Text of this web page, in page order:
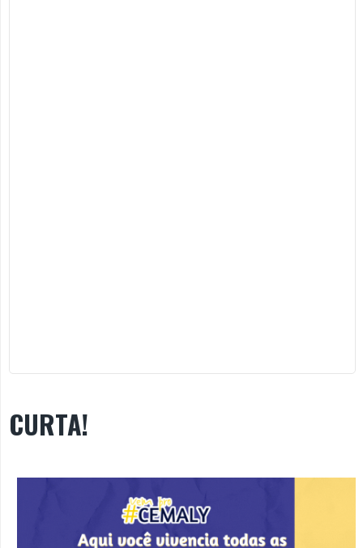
CURTA!